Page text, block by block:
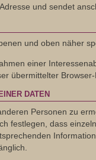
und sendet
und oben näher
einer
übermittelter
DATEN
Personen zu
festlegen, dass